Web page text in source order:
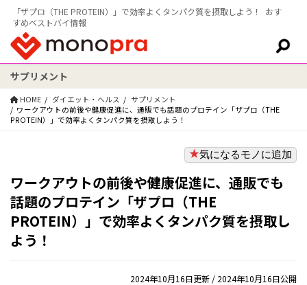
「ザプロ（THE PROTEIN）」で効率よくタンパク質を摂取しよう！ おす
すめベストバイ情報
検索:
サプリメント
HOME ダイエット・ヘルス
サプリメント
ワークアウトの前後や健康促進に、通販でも話題のプロテイン「ザプロ（THE
PROTEIN）」で効率よくタンパク質を摂取しよう！
気になるモノに追加
ワークアウトの前後や健康促進に、通販でも
話題のプロテイン「ザプロ（THE
PROTEIN）」で効率よくタンパク質を摂取し
よう！
2024年10月16日更新 / 2024年10月16日公開